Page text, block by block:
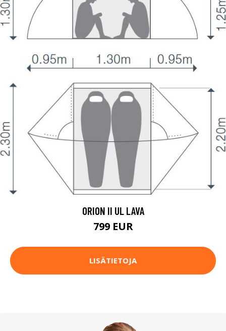
ORION II UL LAVA
799 EUR
LISÄTIETOJA